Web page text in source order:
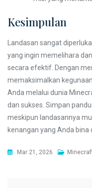
Kesimpulan
Landasan sangat
yang ingin memelihara
secara efektif. Dengan
memaksimalkan
Anda melalui dunia
dan sukses. Simpan
meskipun landasannya
kenangan yang Anda
Mar 21, 2026